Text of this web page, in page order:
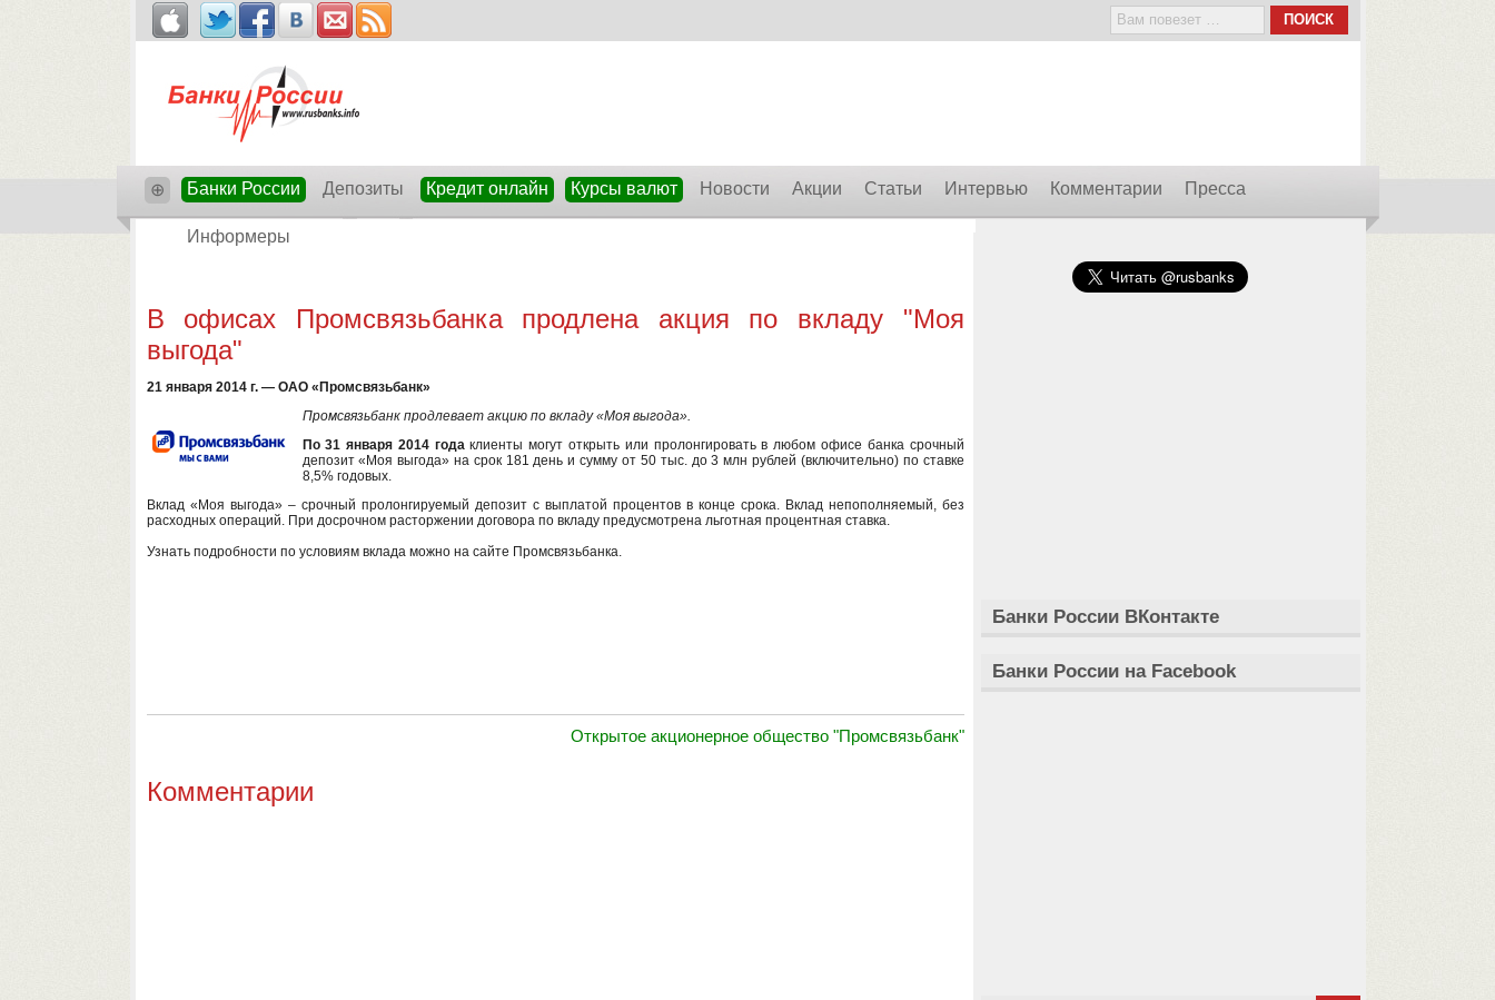
⊕ Банки России Депозиты Кредит онлайн Курсы валют Новости Акции Статьи Интервью Комментарии Пресса
Информеры
В офисах Промсвязьбанка продлена акция по вкладу "Моя
выгода"
21 января 2014 г. — ОАО «Промсвязьбанк»
Промсвязьбанк продлевает акцию по вкладу «Моя выгода».
По 31 января 2014 годаклиенты могут открыть или пролонгировать в любом офисе банка срочный
депозит «Моя выгода» на срок 181 день и сумму от 50 тыс. до 3 млн рублей (включительно) по ставке
8,5% годовых.
Вклад «Моя выгода» – срочный пролонгируемый депозит с выплатой процентов в конце срока. Вклад непополняемый, без
расходных операций. При досрочном расторжении договора по вкладу предусмотрена льготная процентная ставка.
Узнать подробности по условиям вклада можно на сайте Промсвязьбанка.
Открытое акционерное общество "Промсвязьбанк"
Комментарии
Банки России ВКонтакте
Банки России на Facebook